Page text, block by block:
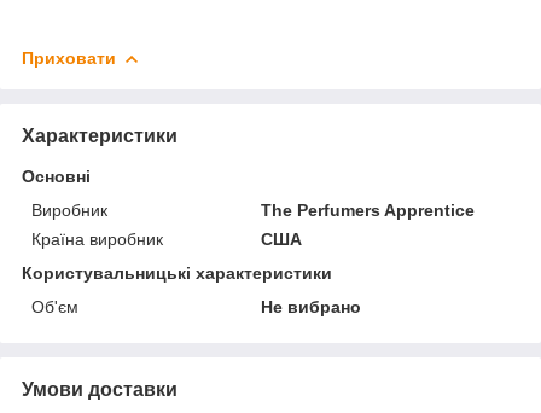
Приховати
Характеристики
Основні
Виробник
The Perfumers Apprentice
Країна виробник
США
Користувальницькі характеристики
Об'єм
Не вибрано
Умови доставки